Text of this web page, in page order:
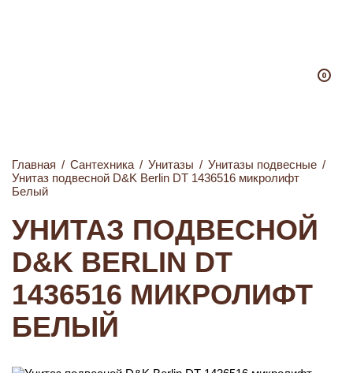
0
Главная / Сантехника / Унитазы / Унитазы подвесные /
Унитаз подвесной D&K Berlin DT 1436516 микролифт
Белый
УНИТАЗ ПОДВЕСНОЙ
D&K BERLIN DT
1436516 МИКРОЛИФТ
БЕЛЫЙ